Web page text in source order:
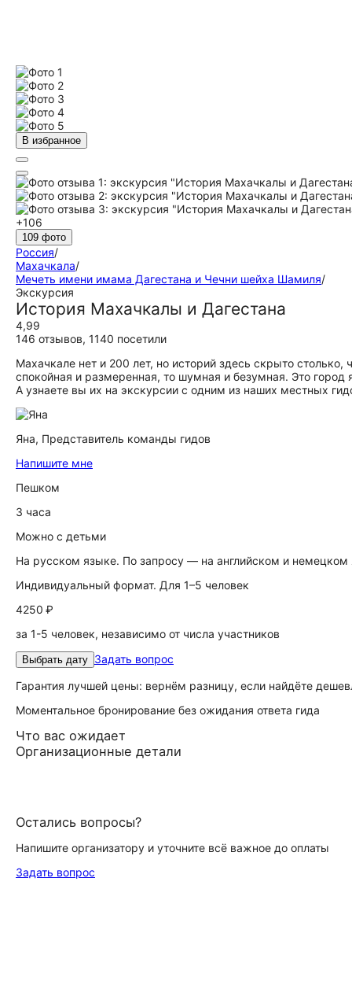
В избранное
+106
109 фото
Россия/
Махачкала/
Мечеть имени имама Дагестана и Чечни шейха Шамиля/
Экскурсия
История Махачкалы и Дагестана
4,99
146 отзывов, 1140 посетили
Махачкале нет и 200 лет, но историй здесь скрыто
спокойная и размеренная, то шумная и безумная. Это
А узнаете вы их на экскурсии с одним из наших местных
Яна, Представитель команды гидов
Напишите мне
Пешком
3 часа
Можно с детьми
На русском языке. По запросу — на английском и немецком
Индивидуальный формат. Для 1–5 человек
4250 ₽
за 1-5 человек, независимо от числа участников
Выбрать дату Задать вопрос
Гарантия лучшей цены: вернём разницу, если найдёте
Моментальное бронирование без ожидания ответа гида
Что вас ожидает
Организационные детали
Остались вопросы?
Напишите организатору и уточните всё важное до оплаты
Задать вопрос